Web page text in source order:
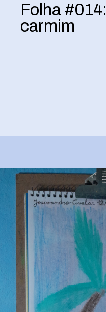
Folha
carmim
Opening